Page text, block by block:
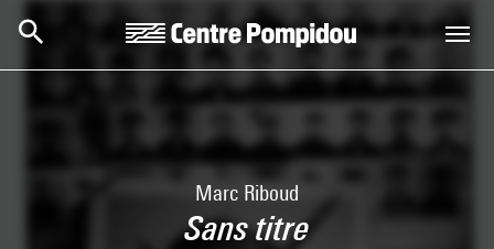
Centre Pompidou
Marc Riboud
Sans titre